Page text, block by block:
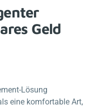
Geld
Lösung
eine komfortable Art,